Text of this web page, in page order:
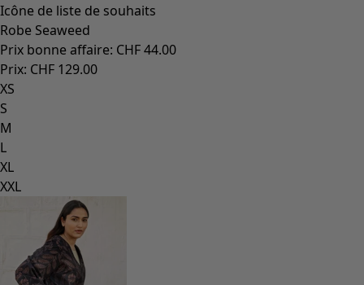
Icône de liste de souhaits
Robe Seaweed
Prix bonne affaire: CHF 44.00
Prix: CHF 129.00
XS
S
M
L
XL
XXL